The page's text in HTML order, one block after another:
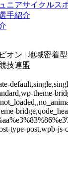
ニアサイクルス
手紹介
オン | 地域密着
技連盟
theme-
type-post,wpb-js-